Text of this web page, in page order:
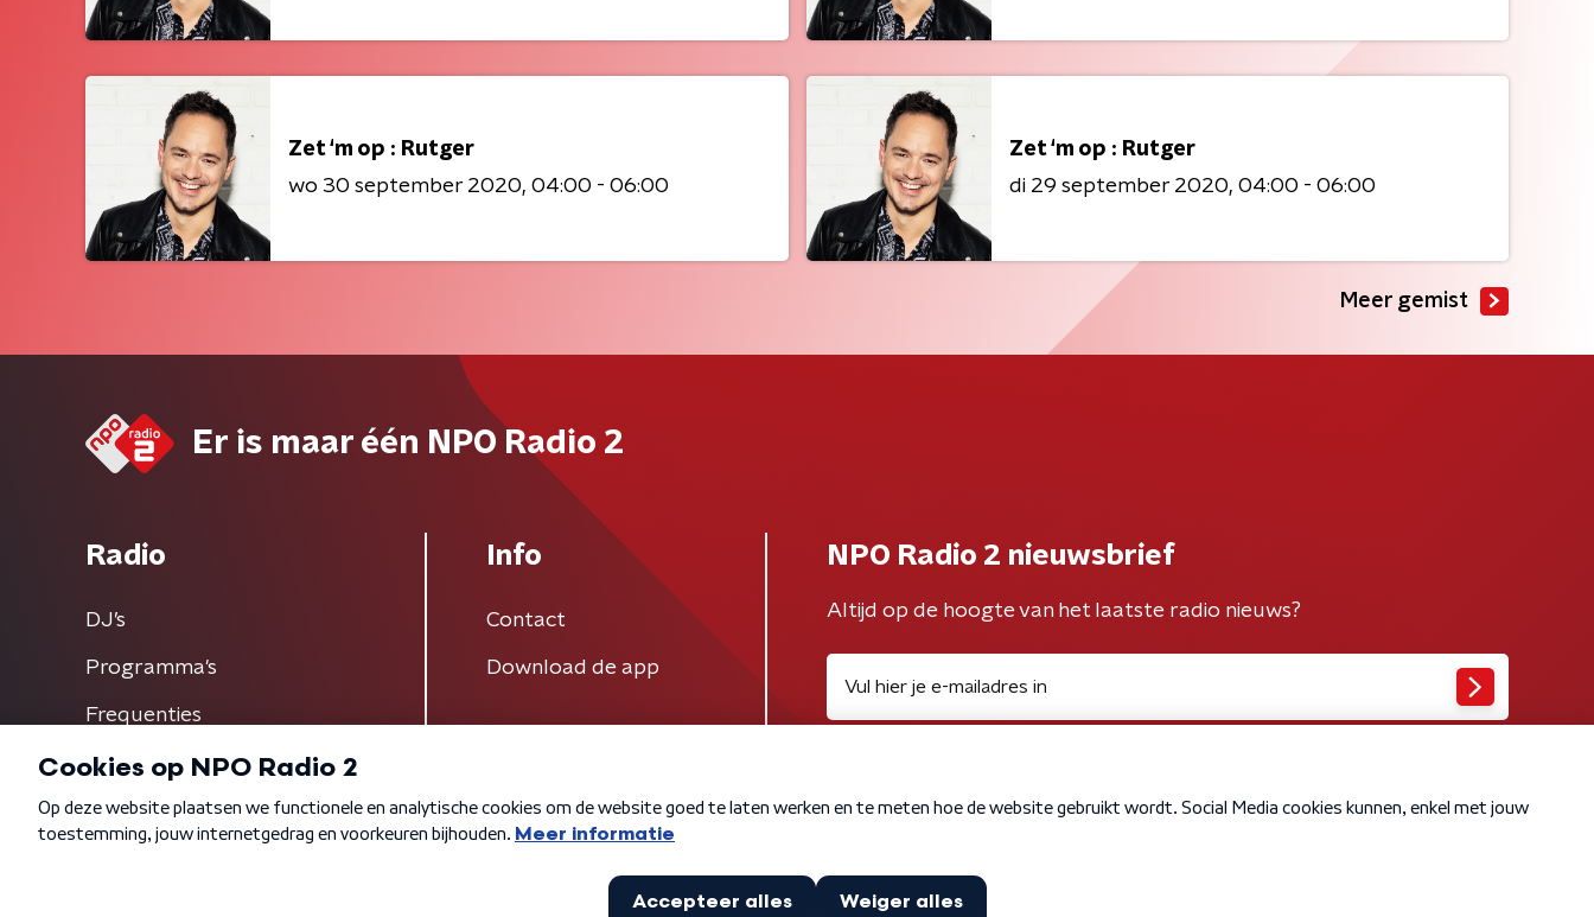
Zet ‘m op : Rutger
wo 30 september 2020 04:00 - 06:00
Zet ‘m op : Rutger
di 29 september 2020 04:00 - 06:00
Meer gemist
Er is maar één NPO Radio 2
Radio
DJ’s
Programma's
Frequenties
Info
Contact
Download de app
NPO Radio 2 nieuwsbrief
Altijd op de hoogte van het laatste radio nieuws?
Algemene voorwaarden Privacybeleid